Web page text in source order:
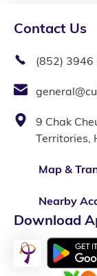
Contact Us
(852) 3946
9 Chak
Territories,
Map &
Nearby
Download